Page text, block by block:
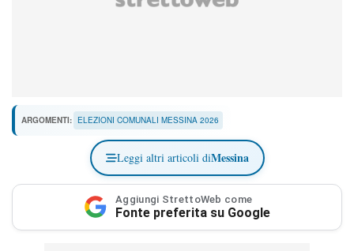
ARGOMENTI: ELEZIONI COMUNALI MESSINA 2026
Leggi altri articoli diMessina
Aggiungi StrettoWeb come
Fonte preferita su Google